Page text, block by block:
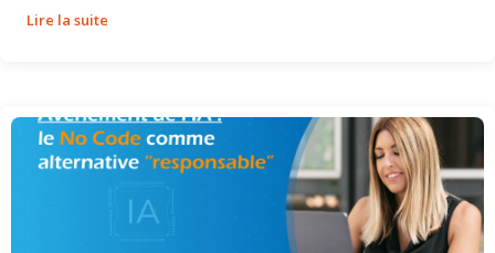
Lire la suite